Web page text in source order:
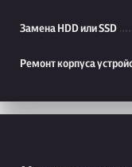
Замена HDD или SSD
Ремонт корпуса